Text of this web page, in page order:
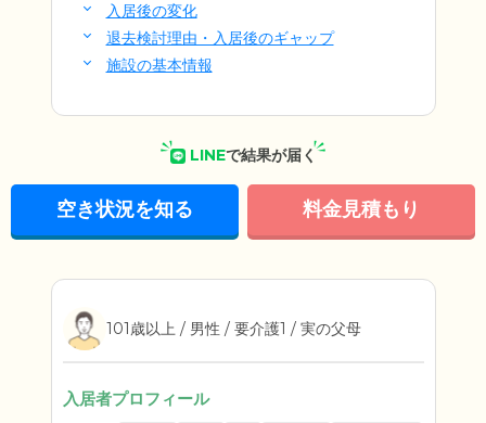
入居後の変化
退去検討理由・入居後のギャップ
施設の基本情報
LINEで結果が届く
空き状況を知る 料金見積もり
101歳以上 / 男性 / 要介護1 / 実の父母
入居者プロフィール